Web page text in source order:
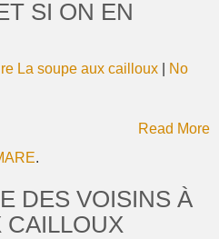
SI ON EN
La soupe aux cailloux
No
Read More
.
DES VOISINS À
CAILLOUX